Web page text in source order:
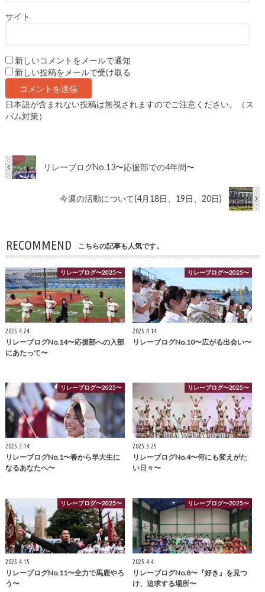
サイト
新しいコメントをメールで通知
新しい投稿をメールで受け取る
日本語が含まれない投稿は無視されますのでご注意ください。（ス
パム対策）
リレーブログNo.13〜応援部での4年間〜
今週の活動について(4月18日、19日、20日)
RECOMMEND こちらの記事も人気です。
リレーブログ〜2025〜
2025.4.24
リレーブログNo.14〜応援部への入部
にあたって〜
リレーブログ〜2025〜
2025.4.14
リレーブログNo.10〜広がる出会い〜
リレーブログ〜2025〜
2025.3.14
リレーブログNo.1〜春から早大生に
なるあなたへ〜
リレーブログ〜2025〜
2025.3.25
リレーブログNo.4〜何にも変えがた
い日々〜
リレーブログ〜2025〜
2025.4.15
リレーブログNo.11〜全力で馬鹿やろ
う〜
リレーブログ〜2025〜
2025.4.4
リレーブログNo.8〜『好き』を見つ
け、追求する場所〜